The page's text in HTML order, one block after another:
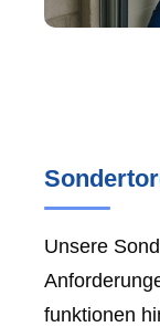
Unsere
funktionen